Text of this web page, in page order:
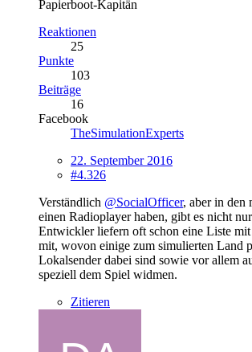
Papierboot-Kapitän
Reaktionen
25
Punkte
103
Beiträge
16
Facebook
TheSimulationExperts
22. September 2016
#4.326
Verständlich @SocialOfficer, aber in den
einen Radioplayer haben, gibt es nicht
Entwickler liefern oft schon eine Liste mit
mit, wovon einige zum simulierten Land
Lokalsender dabei sind sowie vor allem
speziell dem Spiel widmen.
Zitieren